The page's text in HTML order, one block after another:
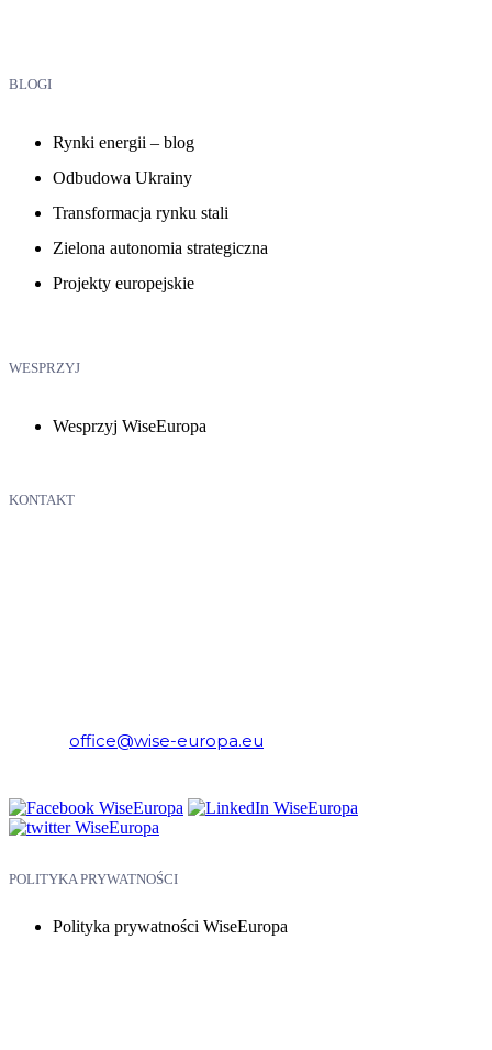
BLOGI
Rynki energii – blog
Odbudowa Ukrainy
Transformacja rynku stali
Zielona autonomia strategiczna
Projekty europejskie
WESPRZYJ
Wesprzyj WiseEuropa
KONTAKT
office@wise-europa.eu
POLITYKA PRYWATNOŚCI
Polityka prywatności WiseEuropa